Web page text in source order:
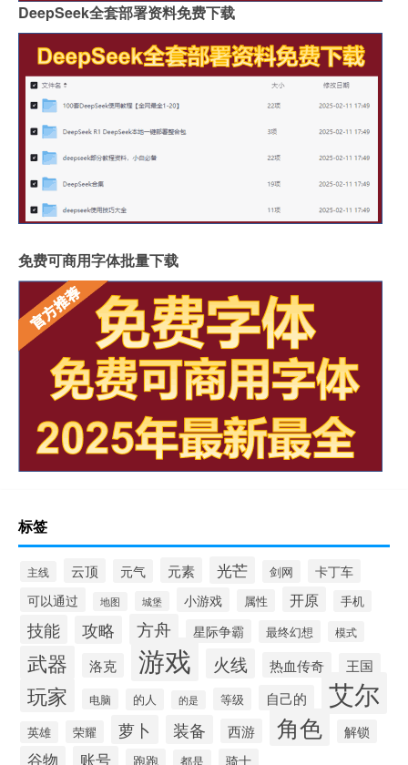
DeepSeek全套部署资料免费下载
免费可商用字体批量下载
标签
主线 云顶 元气 元素 光芒 剑网 卡丁车
可以通过 地图 城堡 小游戏 属性 开原 手机
技能 攻略 方舟 星际争霸 最终幻想 模式
武器 洛克 游戏 火线 热血传奇 王国
玩家 电脑 的人 的是 等级 自己的 艾尔
英雄 荣耀 萝卜 装备 西游 角色 解锁
谷物 账号 跑跑 都是 骑士